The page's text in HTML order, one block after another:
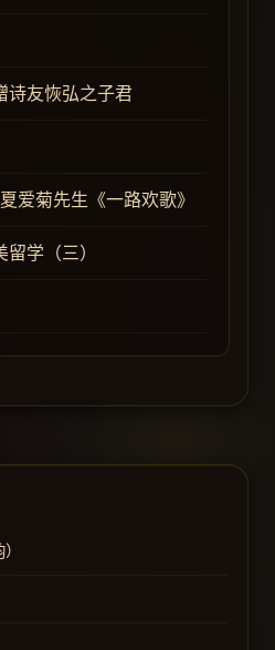
诗友恢弘之子君
爱菊先生《一路欢歌》
留学（三）